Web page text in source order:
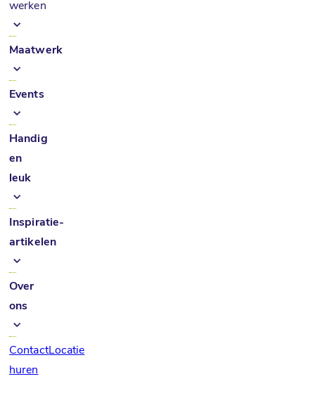
werken
Maatwerk
Events
Handig
en
leuk
Inspiratie-
artikelen
Over
ons
ContactLocatie
huren